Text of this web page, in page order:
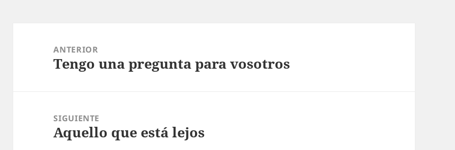
entradas
ANTERIOR
Entrada
Tengo una pregunta para vosotros
SIGUIENTE
Entrada
Aquello que está lejos